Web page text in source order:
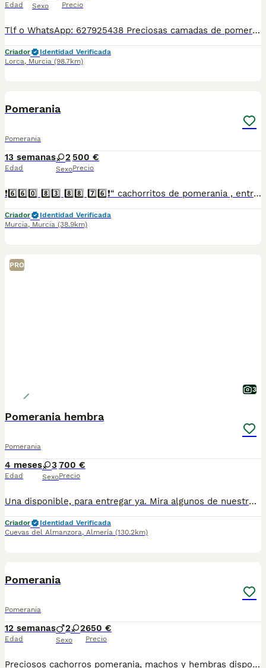
Edad Sexo Precio
Tlf o WhatsApp: 627925438 Preciosas camadas de pomerania, se entregan con minimo de dos meses y medio de edad y sus vacunas correspondientes, desparasitados interna y externamente, pasaporte y microchip, contrato de compra y garantia de salud. preferiblemente recogida en mano pero también podemos entregar en toda España mediante transporte de alta calidad preparado para animales y con chofer particular con posibilidad de pago contra reembolso Llámanos o háblanos por whats app.
Criador
Identidad Verificada
Lorca, Murcia (98.7km)
Pomerania
Pomerania
13 semanas
Edad
2
Sexo
500 €
Precio
❗6️⃣6️⃣0️⃣ 8️⃣3️⃣ 8️⃣8️⃣ 7️⃣6️⃣❗“ cachorritos de pomerania , entregamos vacunados desparasitados con cartilla veterinaria, microchip y contrato de garantia de compra..”
Criador
Identidad Verificada
Murcia, Murcia (38.9km)
PRO
3
Pomerania hembra
Pomerania
4 meses
Edad
3
Sexo
700 €
Precio
Una disponible, para entregar ya. Mira algunos de nuestros cachorros entregados y lo que opinan sus dueños en nuestro Instagram @cachorrosalmeria Contáctanos en el 626879910 Somos criadores NO revendedores. Estupenda camada de pomerania, compuesta por 3 hembras. Precios no negociables. Se entregan con dos vacunas, dos desparasitaciones y cartilla de cachorro. Si se quiere, microchip y pasaporte a la entrega, se pagará aparte. (50€)
Criador
Identidad Verificada
Cuevas del Almanzora, Almería (130.2km)
Pomerania
Pomerania
12 semanas
Edad
2 2
Sexo
650 €
Precio
Preciosos cachorros pomerania, machos y hembras disponibles, se entregan vacunados, desparasitados y con su cartilla sanitaria